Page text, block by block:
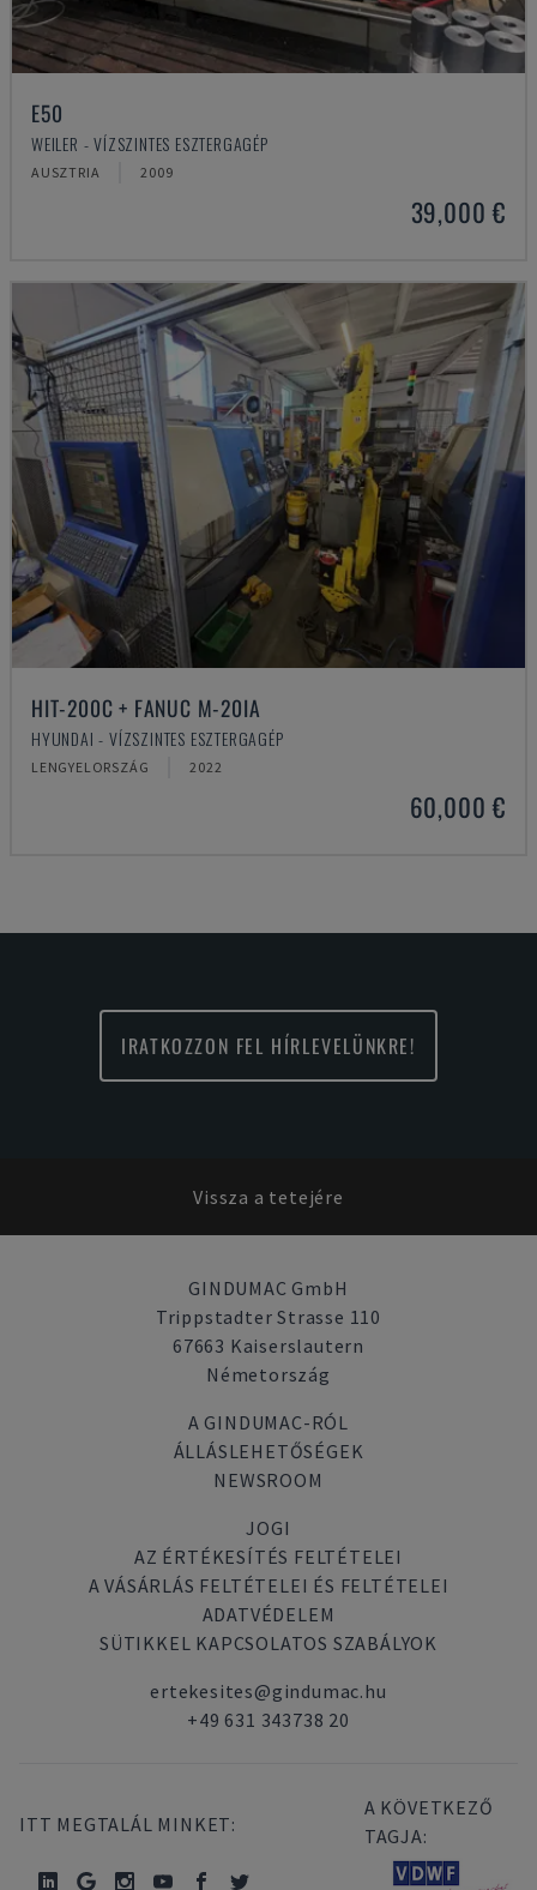
E50
WEILER - VÍZSZINTES ESZTERGAGÉP
AUSZTRIA 2009
39,000 €
HIT-200C + FANUC M-20IA
HYUNDAI - VÍZSZINTES ESZTERGAGÉP
LENGYELORSZÁG 2022
60,000 €
IRATKOZZON FEL HÍRLEVELÜNKRE!
Vissza a tetejére
GINDUMAC GmbH
Trippstadter Strasse 110
67663 Kaiserslautern
Németország
A GINDUMAC-RÓL
ÁLLÁSLEHETŐSÉGEK
NEWSROOM
JOGI
AZ ÉRTÉKESÍTÉS FELTÉTELEI
A VÁSÁRLÁS FELTÉTELEI ÉS FELTÉTELEI
ADATVÉDELEM
SÜTIKKEL KAPCSOLATOS SZABÁLYOK
ertekesites@gindumac.hu
+49 631 343738 20
ITT MEGTALÁL MINKET:
A KÖVETKEZŐ
TAGJA: